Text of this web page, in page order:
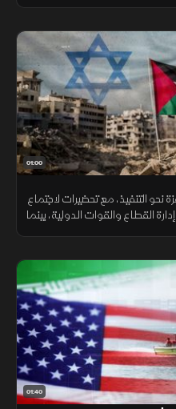
01:00
نحو التنفيذ، مع تحضيرات لاجتماع
القطاع والقوات الدولية، بينما
01:40